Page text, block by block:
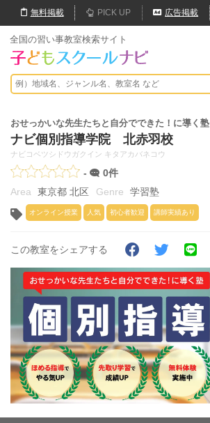
無料掲載 PICK UP 広告掲載
全国の習い事教室検索サイト
おせっかいな先生たちと自分でできた！に導く塾
ナビ個別指導学院 北赤羽校
ナビコベツシドウガクイン キタアカバネコウ
-
0件
東京都 北区
学習塾
オンライン授業 人気 初心者歓迎 講師実績あり
この教室をシェアする